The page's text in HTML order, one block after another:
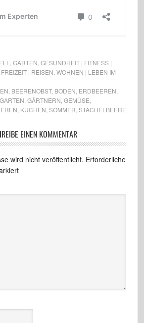
GARTEN GESUNDHEIT | FITNESS |
| REISEN WOHNEN | LEBEN IM
BEERENOBST, BODEN ERDBEEREN
GARTEN GÄRTNERN GEMÜSE
KUCHEN SOMMER STACHELBEERE
EINEN KOMMENTAR
wird nicht veröffentlicht. Erforderliche